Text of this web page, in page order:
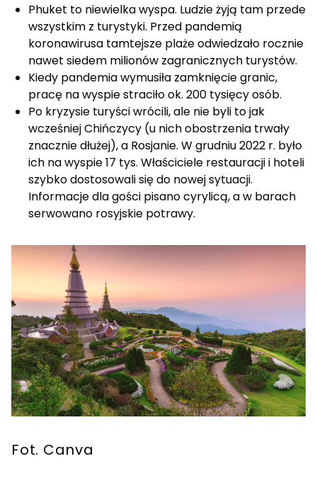
Phuket to niewielka wyspa. Ludzie żyją tam przede
wszystkim z turystyki. Przed pandemią
koronawirusa tamtejsze plaże odwiedzało rocznie
nawet siedem milionów zagranicznych turystów.
Kiedy pandemia wymusiła zamknięcie granic,
pracę na wyspie straciło ok. 200 tysięcy osób.
Po kryzysie turyści wrócili, ale nie byli to jak
wcześniej Chińczycy (u nich obostrzenia trwały
znacznie dłużej), a Rosjanie. W grudniu 2022 r. było
ich na wyspie 17 tys. Właściciele restauracji i hoteli
szybko dostosowali się do nowej sytuacji.
Informacje dla gości pisano cyrylicą, a w barach
serwowano rosyjskie potrawy.
Fot. Canva